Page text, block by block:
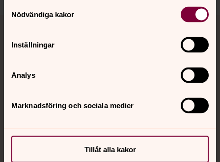
Nödvändiga kakor
Inställningar
Analys
Marknadsföring och sociala medier
Tillåt alla kakor
Tillbaka till toppen
Tillbaka till innehållet
Kalender
Hitta snabbt